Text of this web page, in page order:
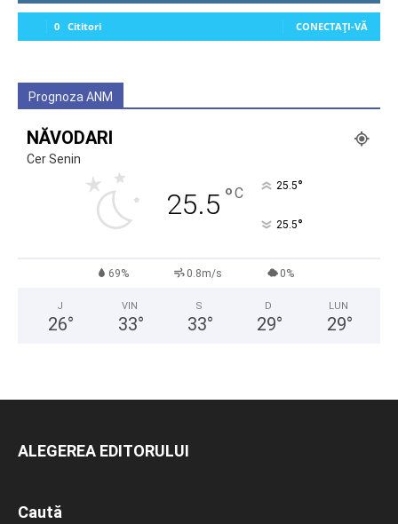
0 Cititori CONECTAȚI-VĂ
Prognoza ANM
NĂVODARI
Cer Senin
25.5 °C 25.5°
25.5°
69% 0.8m/s 0%
J
26°
VIN
33°
S
33°
D
29°
LUN
29°
ALEGEREA EDITORULUI
Caută